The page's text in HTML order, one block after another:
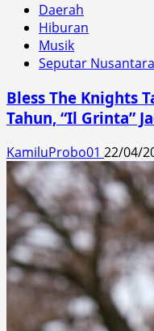
Daerah
Hiburan
Musik
Seputar Nusantara
Bless The Knights
Tahun, “Il Grinta”
KamiluProbo01 22/04/